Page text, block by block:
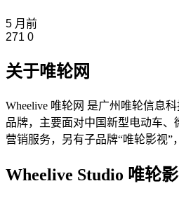
5 月前
271 0
关于唯轮网
Wheelive 唯轮网 是广州唯轮信息
品牌，主要面对中国新型电动车、
营销服务，另有子品牌“唯轮影视”
Wheelive Studio 唯轮